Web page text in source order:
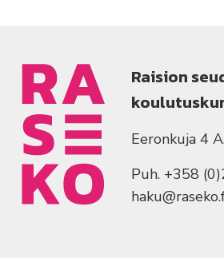
Raision
Eeronkuja 4
Puh. +358